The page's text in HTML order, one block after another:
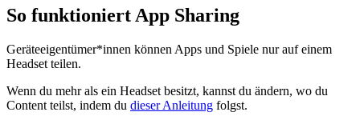
So funktioniert App Sharing
Geräteeigentümer*innen können Apps und Spiele nur auf einem
Headset teilen.
Wenn du mehr als ein Headset besitzt, kannst du ändern, wo du
Content teilst, indem du dieser Anleitung folgst.